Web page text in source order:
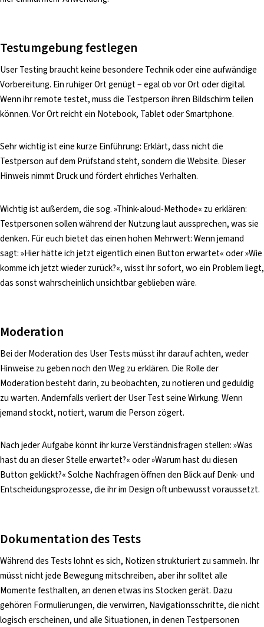
Testumgebung festlegen
User Testing braucht keine besondere Technik oder eine aufwändige
Vorbereitung. Ein ruhiger Ort genügt – egal ob vor Ort oder digital.
Wenn ihr remote testet, muss die Testperson ihren Bildschirm teilen
können. Vor Ort reicht ein Notebook, Tablet oder Smartphone.
Sehr wichtig ist eine kurze Einführung: Erklärt, dass nicht die
Testperson auf dem Prüfstand steht, sondern die Website. Dieser
Hinweis nimmt Druck und fördert ehrliches Verhalten.
Wichtig ist außerdem, die sog. »Think-aloud-Methode« zu erklären:
Testpersonen sollen während der Nutzung laut aussprechen, was sie
denken. Für euch bietet das einen hohen Mehrwert: Wenn jemand
sagt: »Hier hätte ich jetzt eigentlich einen Button erwartet« oder »Wie
komme ich jetzt wieder zurück?«, wisst ihr sofort, wo ein Problem liegt,
das sonst wahrscheinlich unsichtbar geblieben wäre.
Moderation
Bei der Moderation des User Tests müsst ihr darauf achten, weder
Hinweise zu geben noch den Weg zu erklären. Die Rolle der
Moderation besteht darin, zu beobachten, zu notieren und geduldig
zu warten. Andernfalls verliert der User Test seine Wirkung. Wenn
jemand stockt, notiert, warum die Person zögert.
Nach jeder Aufgabe könnt ihr kurze Verständnisfragen stellen: »Was
hast du an dieser Stelle erwartet?« oder »Warum hast du diesen
Button geklickt?« Solche Nachfragen öffnen den Blick auf Denk- und
Entscheidungsprozesse, die ihr im Design oft unbewusst voraussetzt.
Dokumentation des Tests
Während des Tests lohnt es sich, Notizen strukturiert zu sammeln. Ihr
müsst nicht jede Bewegung mitschreiben, aber ihr solltet alle
Momente festhalten, an denen etwas ins Stocken gerät. Dazu
gehören Formulierungen, die verwirren, Navigationsschritte, die nicht
logisch erscheinen, und alle Situationen, in denen Testpersonen